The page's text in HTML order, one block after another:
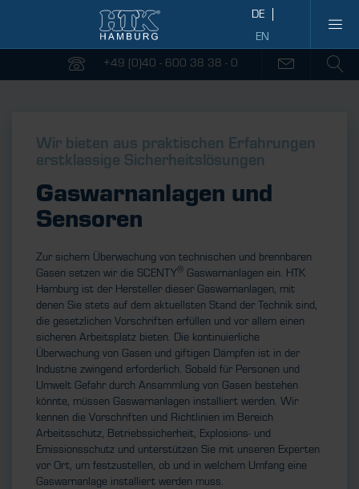
+49 (0)40 - 600 38 38 - 0
Wir bieten aus praktischen Erfahrungen
erstklassige Sicherheitslösungen
Gaswarnanlagen und
Sensoren
Zur sichern Überwachung von technischen und brennbaren
Gasen setzen wir die SCENTY® Gaswarnanlagen ein. HTK
Hamburg ist der Hersteller dieser Gaswarnanlagen, mit
denen Sie stets auf dem aktuellsten Stand der Technik sind,
die gesetzlichen Vorschriften erfüllen und vor allem einen
sicheren Arbeitsplatz bieten. Die kontinuierliche
Überwachung von Gasen und giftigen Dämpfen ist in der
Industrie zwingend erforderlich. Sobald für Personen und
Umwelt Gefahr durch Ansammlung von Gasen bestehen
könnte, müssen Gaswarnanlagen installiert werden. Wir
kennen die Vorschriften und Richtlinien im Bereich
Arbeitsschutz, Betriebssicherheit, Explosions- und
Emissionsschutz und unterstützen Sie mit unseren Experten
vor Ort, um festzustellen, ob und in welchem Umfang eine
Gaswarnanlage installiert werden muss.